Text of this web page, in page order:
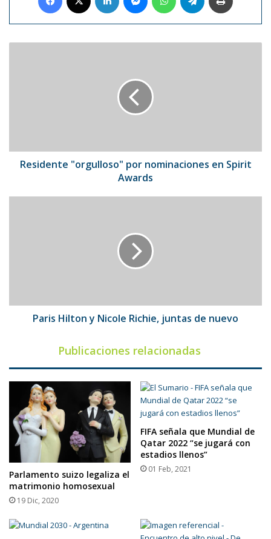
Residente "orgulloso" por nominaciones en Spirit
Awards
Paris Hilton y Nicole Richie, juntas de nuevo
Publicaciones relacionadas
Parlamento suizo legaliza el
matrimonio homosexual
19 Dic, 2020
FIFA señala que Mundial de
Qatar 2022 “se jugará con
estadios llenos”
01 Feb, 2021